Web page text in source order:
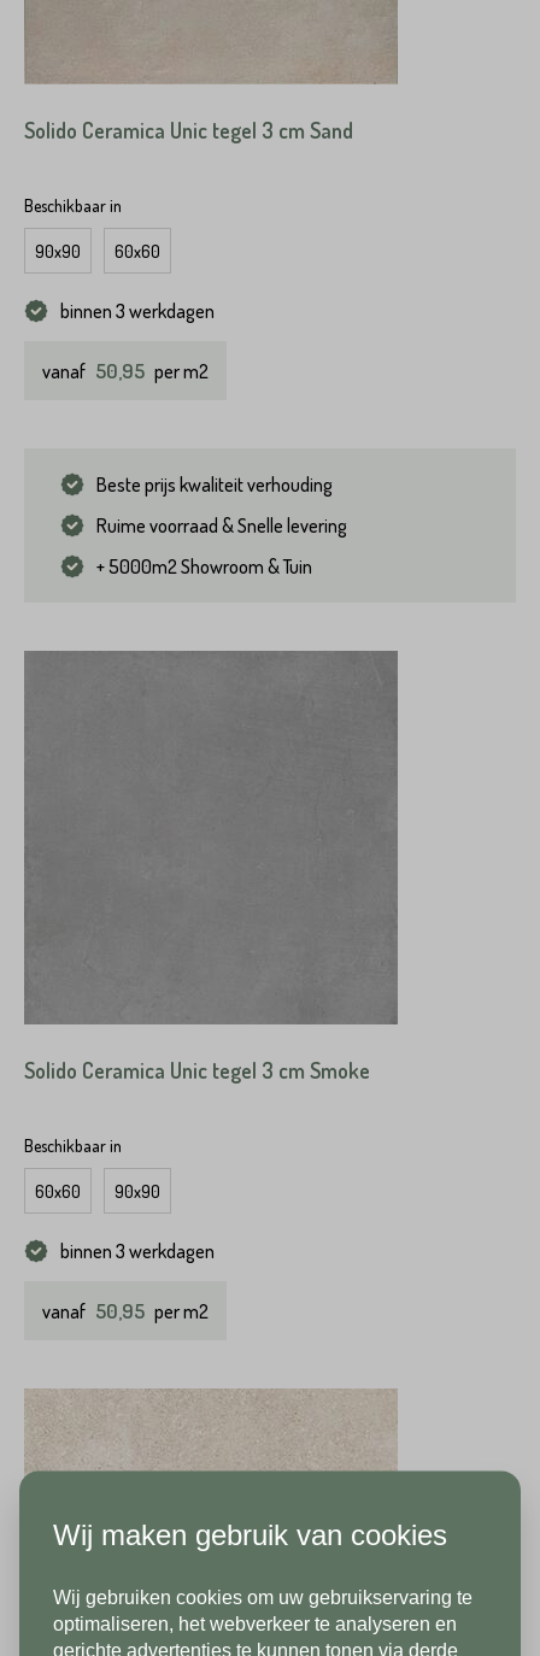
Solido Ceramica Unic tegel 3 cm Sand
Beschikbaar in
90x90 60x60
binnen 3 werkdagen
vanaf 50,95 per m2
Beste prijs kwaliteit verhouding
Ruime voorraad & Snelle levering
+ 5000m2 Showroom & Tuin
Solido Ceramica Unic tegel 3 cm Smoke
Beschikbaar in
60x60 90x90
binnen 3 werkdagen
vanaf 50,95 per m2
In verband met onze
Wij maken gebruik van cookies
Wij gebruiken cookies om uw gebruikservaring te
optimaliseren, het webverkeer te analyseren en
gerichte advertenties te kunnen tonen via derde